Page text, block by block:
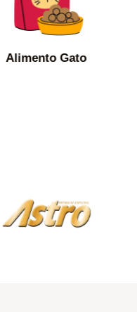
Alimento Gato